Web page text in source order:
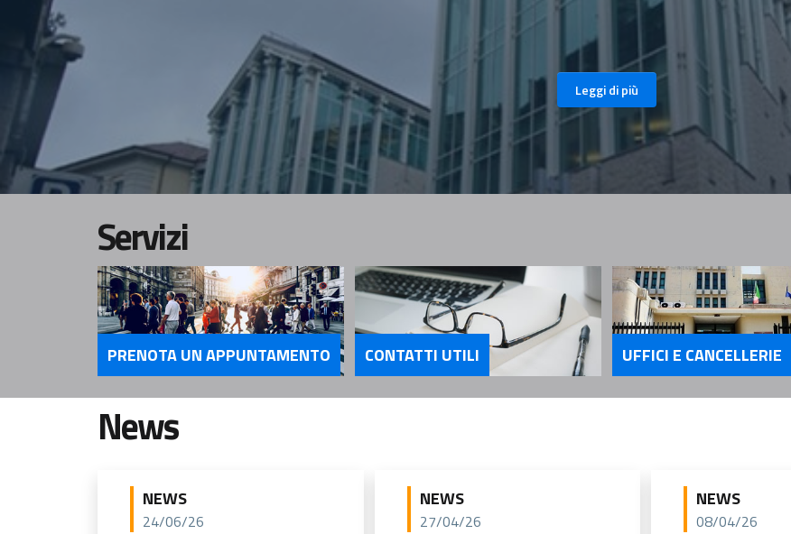
Leggi di più
Servizi
Servizi PRENOTA UN APPUNTAMENTO
PRENOTA UN APPUNTAMENTO
Servizi Contatti utili
CONTATTI UTILI
Servizi Uffici e
UFFICI E CANCELLERIE
News
NEWS
24/06/26
NEWS
27/04/26
NEWS
08/04/26